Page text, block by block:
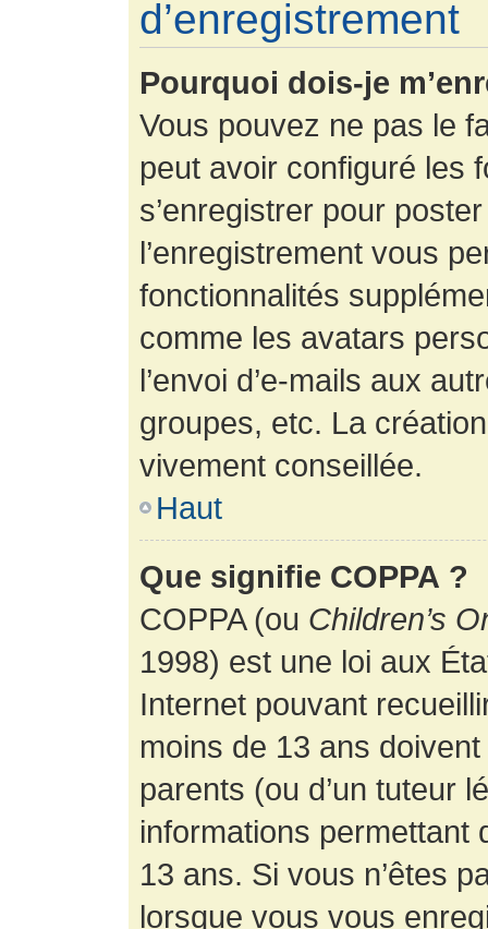
d’enregistrement
Pourquoi dois-je
Vous pouvez ne pas le
peut avoir configuré les
s’enregistrer pour
l’enregistrement vous
fonctionnalités
comme les avatars
l’envoi d’e-mails aux
groupes, etc. La
vivement conseillée.
Haut
Que signifie COPPA ?
COPPA (ou Children’s
1998) est une loi aux
Internet pouvant
moins de 13 ans
parents (ou d’un tuteur
informations permettant
13 ans. Si vous n’êtes
lorsque vous vous